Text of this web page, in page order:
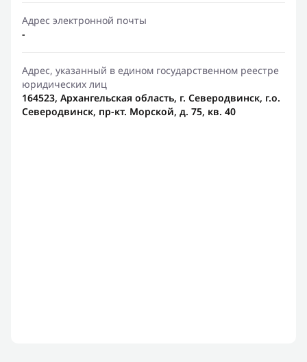
Адрес электронной почты
-
Адрес, указанный в едином государственном реестре
юридических лиц
164523, Архангельская область, г. Северодвинск, г.о.
Северодвинск, пр-кт. Морской, д. 75, кв. 40